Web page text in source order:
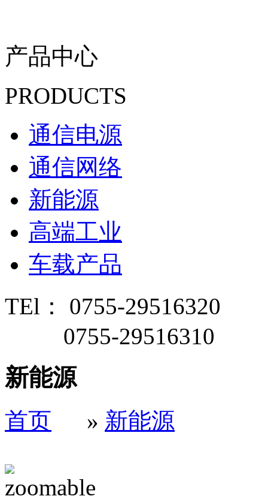
产品中心
PRODUCTS
通信电源
通信网络
新能源
高端工业
车载产品
TEl： 0755-29516320
0755-29516310
新能源
首页 » 新能源